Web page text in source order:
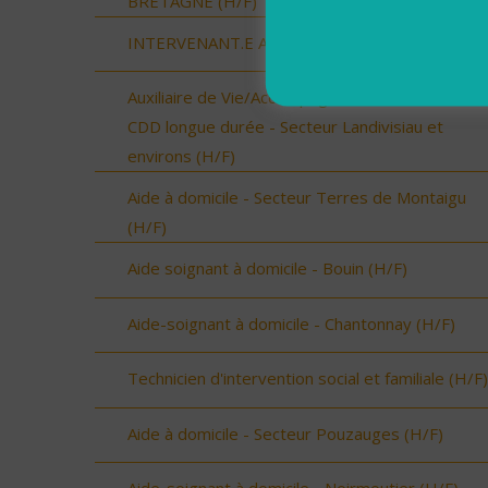
INTERVENANT.E A DOMICILE - RENNES (H/F)
Auxiliaire de Vie/Accompagnant Educatif et Social
CDD longue durée - Secteur Landivisiau et
environs (H/F)
Aide à domicile - Secteur Terres de Montaigu
(H/F)
Aide soignant à domicile - Bouin (H/F)
Aide-soignant à domicile - Chantonnay (H/F)
Technicien d'intervention social et familiale (H/F)
Aide à domicile - Secteur Pouzauges (H/F)